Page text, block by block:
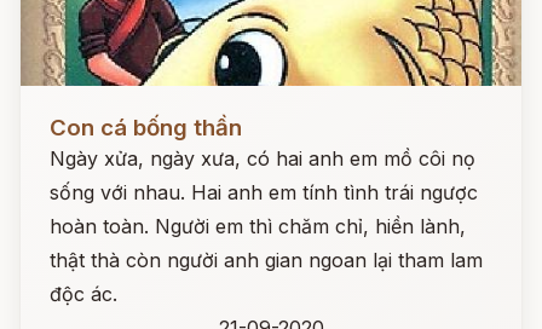
Con cá bống thần
Ngày xửa, ngày xưa, có hai anh em mồ côi nọ
sống với nhau. Hai anh em tính tình trái ngược
hoàn toàn. Người em thì chăm chỉ, hiền lành,
thật thà còn người anh gian ngoan lại tham lam
độc ác.